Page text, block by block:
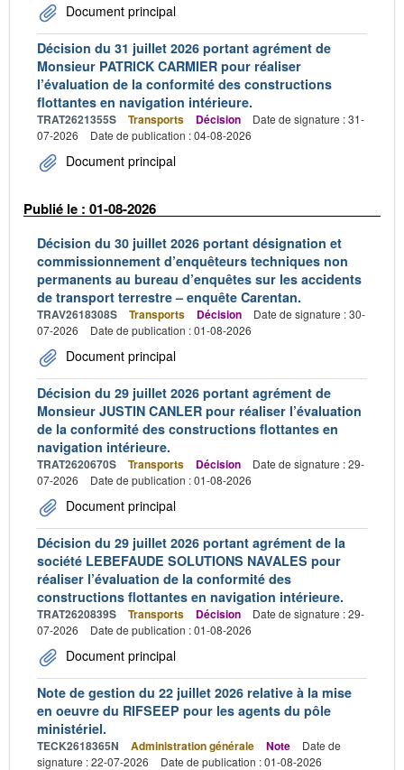
Document principal
Décision du 31 juillet 2026 portant agrément de
Monsieur PATRICK CARMIER pour réaliser
l’évaluation de la conformité des constructions
flottantes en navigation intérieure.
TRAT2621355S Transports Décision
Date de signature : 31-
07-2026
Date de publication : 04-08-2026
Document principal
Publié le : 01-08-2026
Décision du 30 juillet 2026 portant désignation et
commissionnement d’enquêteurs techniques non
permanents au bureau d’enquêtes sur les accidents
de transport terrestre – enquête Carentan.
TRAV2618308S Transports Décision
Date de signature : 30-
07-2026
Date de publication : 01-08-2026
Document principal
Décision du 29 juillet 2026 portant agrément de
Monsieur JUSTIN CANLER pour réaliser l’évaluation
de la conformité des constructions flottantes en
navigation intérieure.
TRAT2620670S Transports Décision
Date de signature : 29-
07-2026
Date de publication : 01-08-2026
Document principal
Décision du 29 juillet 2026 portant agrément de la
société LEBEFAUDE SOLUTIONS NAVALES pour
réaliser l’évaluation de la conformité des
constructions flottantes en navigation intérieure.
TRAT2620839S Transports Décision
Date de signature : 29-
07-2026
Date de publication : 01-08-2026
Document principal
Note de gestion du 22 juillet 2026 relative à la mise
en oeuvre du RIFSEEP pour les agents du pôle
ministériel.
TECK2618365N Administration générale Note
Date de
signature : 22-07-2026
Date de publication : 01-08-2026